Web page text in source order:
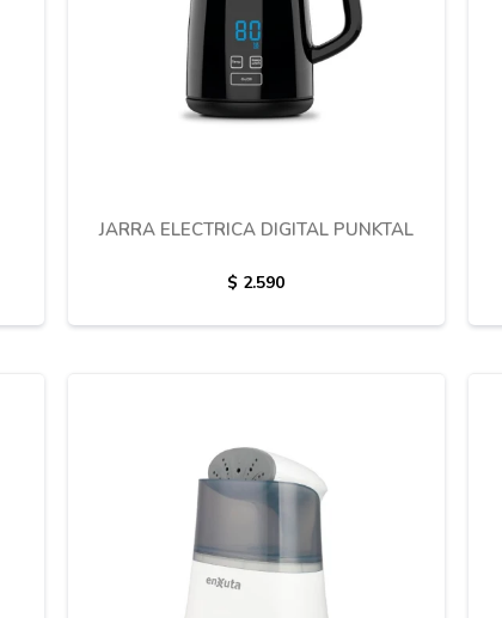
JARRA ELECTRICA DIGITAL PUNKTAL
$ 2.590